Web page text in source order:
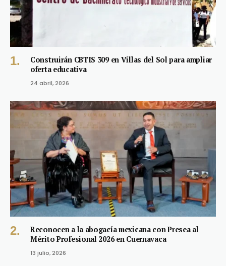
Construirán CBTIS 309 en Villas del Sol para ampliar
oferta educativa
24 abril, 2026
Reconocen a la abogacía mexicana con Presea al
Mérito Profesional 2026 en Cuernavaca
13 julio, 2026